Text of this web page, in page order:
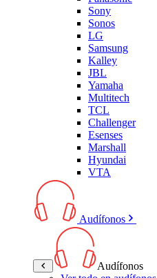
Sony
Sonos
LG
Samsung
Kalley
JBL
Yamaha
Multitech
TCL
Challenger
Esenses
Marshall
Hyundai
VTA
Audífonos
Audífonos